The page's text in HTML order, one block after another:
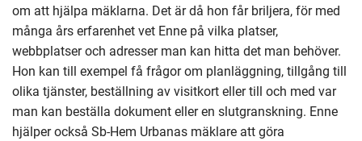
om att hjälpa mäklarna. Det är då hon får briljera, för med
många års erfarenhet vet Enne på vilka platser,
webbplatser och adresser man kan hitta det man behöver.
Hon kan till exempel få frågor om planläggning, tillgång till
olika tjänster, beställning av visitkort eller till och med var
man kan beställa dokument eller en slutgranskning. Enne
hjälper också Sb-Hem Urbanas mäklare att göra